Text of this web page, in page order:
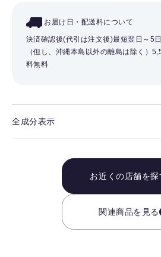
お届け日・配送料について
決済確認後(代引は注文後)最短翌日～5
（但し、沖縄本島以外の離島は除く）
料無料
全成分表示
お近くの店舗を探
関連商品を見る